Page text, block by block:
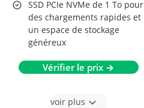
SSD PCIe NVMe de 1 To pour
des chargements rapides et
un espace de stockage
généreux
Vérifier le prix →
voir plus